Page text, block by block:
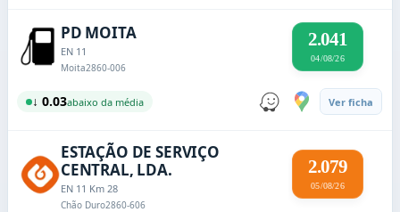
PD MOITA
EN 11
Moita2860-006
2.041
04/08/26
↓ 0.03abaixo da média Ver ficha
ESTAÇÃO DE SERVIÇO
CENTRAL, LDA.
EN 11 Km 28
Chão Duro2860-606
2.079
05/08/26